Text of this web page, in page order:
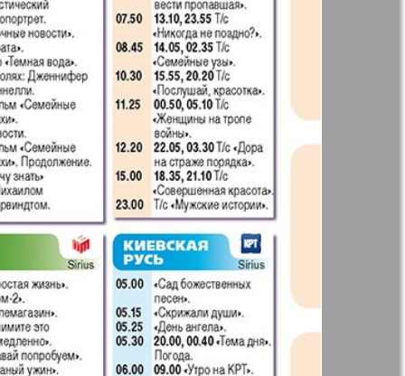
41
47 48
59
65 66
Англия
Аугсбург-сити
Будь здоров
Вечерняя газета
Wadim